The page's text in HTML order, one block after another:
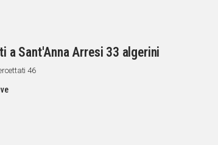
a Sant'Anna Arresi 33 algerini
46